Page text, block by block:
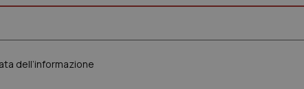
dell’informazione